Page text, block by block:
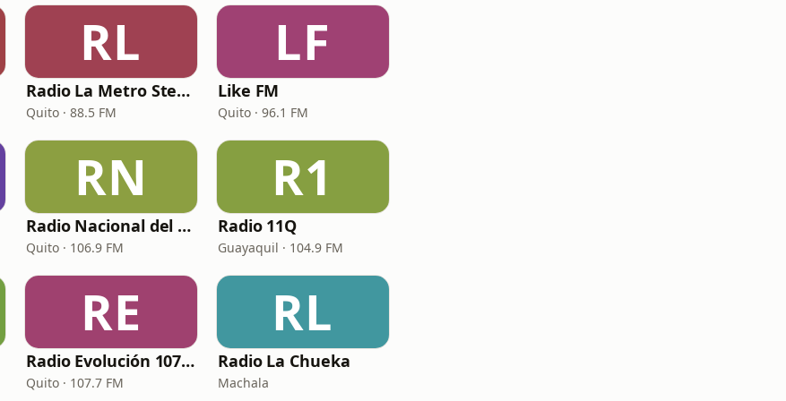
RL
Radio La Metro Stereo
Quito · 88.5 FM
LF
Like FM
Quito · 96.1 FM
RN
Radio Nacional del Ecuador
Quito · 106.9 FM
R1
Radio 11Q
Guayaquil · 104.9 FM
RE
Radio Evolución 107.7 FM
Quito · 107.7 FM
RL
Radio La Chueka
Machala